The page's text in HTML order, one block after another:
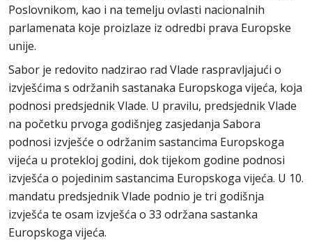
Poslovnikom, kao i na temelju ovlasti nacionalnih
parlamenata koje proizlaze iz odredbi prava Europske
unije.
Sabor je redovito nadzirao rad Vlade raspravljajući o
izvješćima s održanih sastanaka Europskoga vijeća, koja
podnosi predsjednik Vlade. U pravilu, predsjednik Vlade
na početku prvoga godišnjeg zasjedanja Sabora
podnosi izvješće o održanim sastancima Europskoga
vijeća u protekloj godini, dok tijekom godine podnosi
izvješća o pojedinim sastancima Europskoga vijeća. U 10.
mandatu predsjednik Vlade podnio je tri godišnja
izvješća te osam izvješća o 33 održana sastanka
Europskoga vijeća.